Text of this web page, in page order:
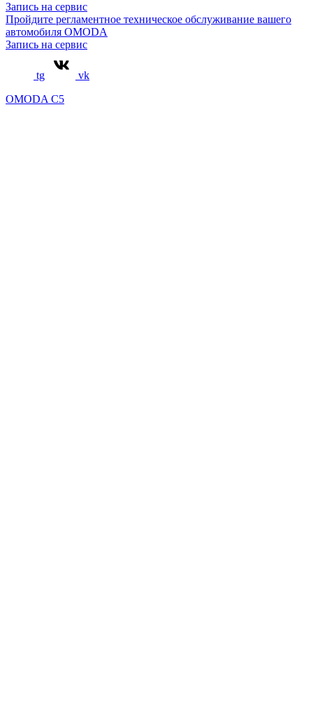
Запись на сервис
Пройдите регламентное техническое обслуживание вашего
автомобиля OMODA
Запись на сервис
tg
vk
OMODA C5